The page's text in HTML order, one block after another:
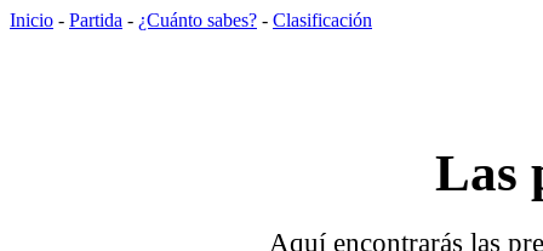
Inicio - Partida - ¿Cuánto sabes? - Clasificación
Las
Aquí encontrarás las